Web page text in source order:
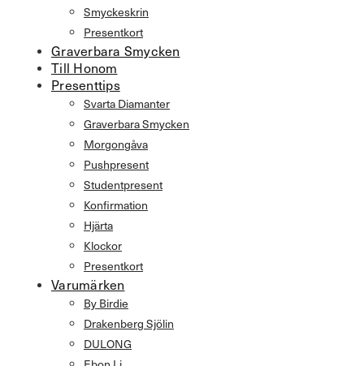
Smyckeskrin
Presentkort
Graverbara Smycken
Till Honom
Presenttips
Svarta Diamanter
Graverbara Smycken
Morgongåva
Pushpresent
Studentpresent
Konfirmation
Hjärta
Klockor
Presentkort
Varumärken
By Birdie
Drakenberg Sjölin
DULONG